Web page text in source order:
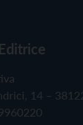
14 –